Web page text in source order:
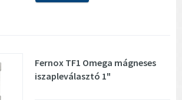
Fernox TF1 Omega mágneses
iszapleválasztó 1"